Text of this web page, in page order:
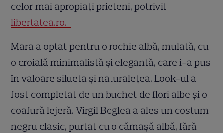
celor mai apropiați prieteni, potrivit
libertatea.ro.
Mara a optat pentru o rochie albă, mulată, cu
o croială minimalistă și elegantă, care i-a pus
în valoare silueta și naturalețea. Look-ul a
fost completat de un buchet de flori albe și o
coafură lejeră. Virgil Boglea a ales un costum
negru clasic, purtat cu o cămașă albă, fără